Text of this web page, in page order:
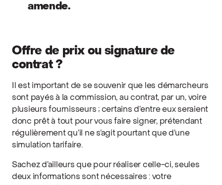
amende.
Offre de prix ou signature de
contrat ?
Il est important de se souvenir que les démarcheurs
sont payés à la commission, au contrat, par un, voire
plusieurs fournisseurs ; certains d’entre eux seraient
donc prêt à tout pour vous faire signer, prétendant
régulièrement qu’il ne s’agit pourtant que d’une
simulation tarifaire.
Sachez d’ailleurs que pour réaliser celle-ci, seules
deux informations sont nécessaires : votre